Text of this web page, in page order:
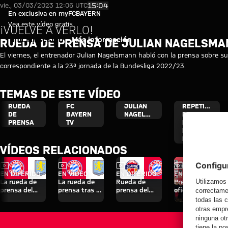
Vídeo: Rueda de prensa de
Reproducir vídeo
En exclusiva en myFCBAYERN
Vea este vídeo gratis
Iniciar sesión Más información
vie., 03/03/2023 12:06 UTC15:04
¡VUELVE A VERLO!
RUEDA DE PRENSA DE JULIAN
El viernes, el entrenador Julian Nagelsmann habló con la prensa sobre
correspondiente a la 23ª jornada de la Bundesliga 2022/23.
TEMAS DE ESTE VÍDEO
RUEDA
DE
PRENSA
FC
BAYERN
TV
JULIAN
NAGELSMANN
REPETICIÓN
DE LA
RUEDA
DE
PRENSA
VÍDEOS RELACIONADOS
Vídeo
EN DIFERIDO
La rueda de
prensa del
el Aston Villa
Vídeo
EN VÍDEO
La rueda de
prensa tras el
contra el
Vídeo
EN DIFERIDO
Rueda de
prensa del
contra el Jeju
Vídeo
EN DIFERIDO
Presentación
oficial de
Nathaniel